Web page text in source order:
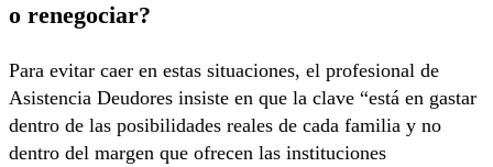
o renegociar?
Para evitar caer en estas situaciones, el profesional de
Asistencia Deudores insiste en que la clave “está en gastar
dentro de las posibilidades reales de cada familia y no
dentro del margen que ofrecen las instituciones